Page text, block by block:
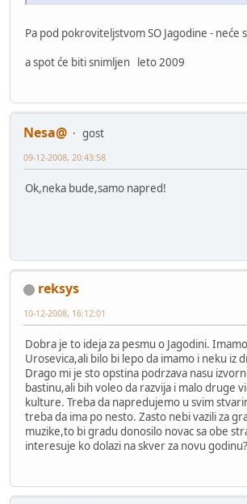
Pa pod pokroviteljstvom SO Jagodine - neće
a spot će biti snimljen leto 2009
Nesa@
gost
09-12-2008, 20:43:58
Ok,neka bude,samo napred!
reksys
10-12-2008, 16:12:01
Dobra je to ideja za pesmu o Jagodini.
Urosevica,ali bilo bi lepo da imamo i neku iz
Drago mi je sto opstina podrzava nasu
bastinu,ali bih voleo da razvija i malo druge
kulture. Treba da napredujemo u svim
treba da ima po nesto. Zasto nebi vazili za
muzike,to bi gradu donosilo novac sa obe
interesuje ko dolazi na skver za novu godinu?